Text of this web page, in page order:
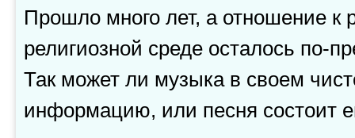
Прошло много лет, а отношение к
религиозной среде осталось по-
Так может ли музыка в своем
информацию, или песня состоит